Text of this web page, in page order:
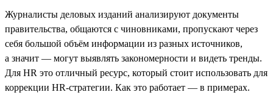
Журналисты деловых изданий анализируют документы
правительства, общаются с чиновниками, пропускают через
себя большой объём информации из разных источников,
а значит — могут выявлять закономерности и видеть тренды.
Для HR это отличный ресурс, который стоит использовать для
коррекции HR-стратегии. Как это работает — в примерах.